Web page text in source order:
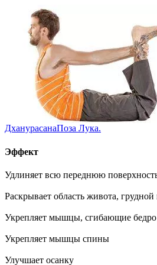
ДханурасанаПоза Лука.
Эффект
Удлиняет всю переднюю
Раскрывает область живота, грудной
Укрепляет мышцы, сгибающие бедро
Укрепляет мышцы спины
Улучшает осанку